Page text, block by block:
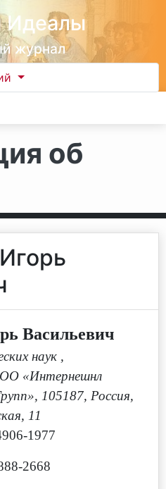
Идеалы
журнал
об
Васильевич
наук ,
«Интернешнл
105187, Россия,
11
1977
2668